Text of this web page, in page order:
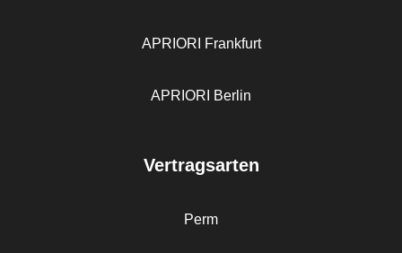
APRIORI Frankfurt
APRIORI Berlin
Vertragsarten
Perm